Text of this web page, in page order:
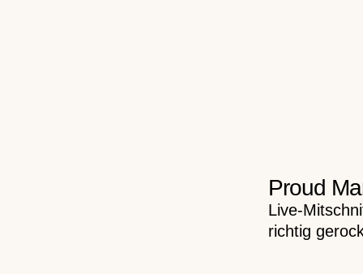
Proud
Live-
richtig